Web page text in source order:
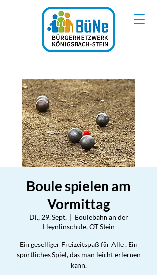
Boule spielen am
Vormittag
Di., 29. Sept.
  |
Boulebahn an der
Heynlinschule, OT Stein
Ein geselliger Freizeitspaß für Alle . Ein
sportliches Spiel, das man leicht erlernen
kann.